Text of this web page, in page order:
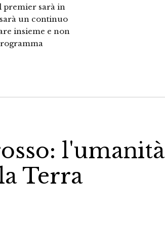
premier sarà in
un continuo
insieme e non
l'umanità
Terra